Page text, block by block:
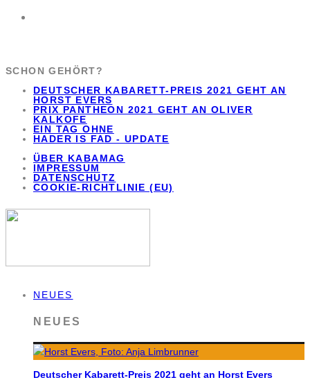
SCHON GEHÖRT?
DEUTSCHER KABARETT-PREIS 2021 GEHT AN
HORST EVERS
PRIX PANTHEON 2021 GEHT AN OLIVER
KALKOFE
EIN TAG OHNE
HADER IS FAD - UPDATE
ÜBER KABAMAG
IMPRESSUM
DATENSCHUTZ
COOKIE-RICHTLINIE (EU)
NEUES
NEUES
Deutscher Kabarett-Preis 2021 geht an Horst Evers